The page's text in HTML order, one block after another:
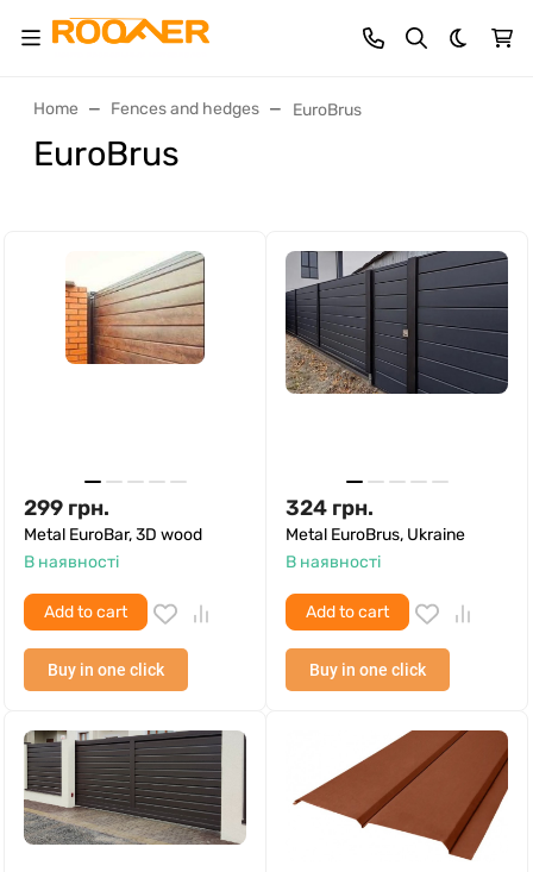
Dark
Home Fences and hedges EuroBrus
EuroBrus
299 грн.
Metal EuroBar, 3D wood
В наявності
Add to cart
Buy in one click
324 грн.
Metal EuroBrus, Ukraine
В наявності
Add to cart
Buy in one click